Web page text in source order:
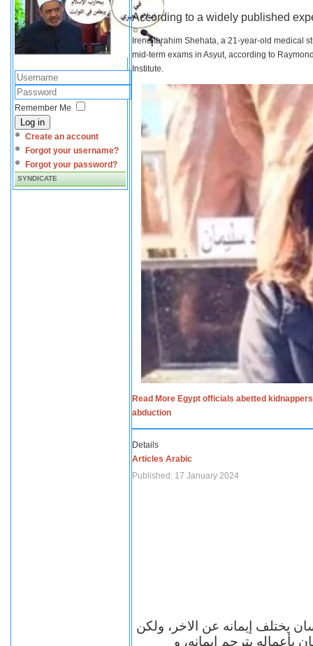
Remember Me
Log in
Create an account
Forgot your username?
Forgot your password?
SYNDICATE
According to a widely published
Irene Ibrahim Shehata, a 21-year-old medical
mid-term exams in Asyut, according to
Institute.
Read More Egypt officials abetted
abduction
Details
Articles Arabic
Published: 17 January 2024
يختلف إيمانه عن الاخر، ولكن
بأعماله يترجم ايمانه، و